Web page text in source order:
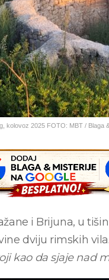
kolovoz 2025 FOTO: MBT / Blaga
i Brijuna, u
dviju rimskih
kao da sjaje nad